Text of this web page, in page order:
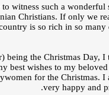
witness such a wonderful
Christians. If only we
is so rich in so many
being the Christmas Day,
best wishes to my
for the Christmas. I
very happy and